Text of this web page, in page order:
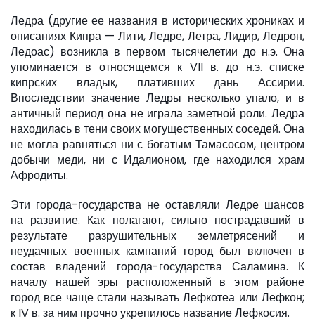
Ледра (другие ее названия в исторических хрониках и
описаниях Кипра — Лити, Ледре, Летра, Лидир, Ледрон,
Ледоас) возникла в первом тысячелетии до н.э. Она
упоминается в относящемся к VII в. до н.э. списке
кипрских владык, плативших дань Ассирии.
Впоследствии значение Ледры несколько упало, и в
античный период она не играла заметной роли. Ледра
находилась в тени своих могущественных соседей. Она
не могла равняться ни с богатым Тамасосом, центром
добычи меди, ни с Идалионом, где находился храм
Афродиты.
Эти города-государства не оставляли Ледре шансов
на развитие. Как полагают, сильно пострадавший в
результате разрушительных землетрясений и
неудачных военных кампаний город был включен в
состав владений города-государства Саламина. К
началу нашей эры расположенный в этом районе
город все чаще стали называть Лефкотеа или Лефкон;
к IV в. за ним прочно укрепилось название Лефкосия.